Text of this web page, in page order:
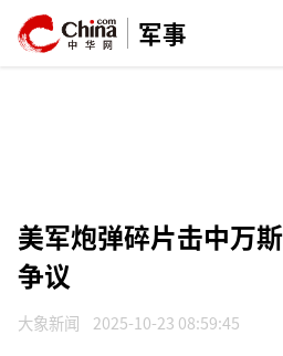
军事
美军炮弹碎片击中万
争议
大象新闻 2025-10-23 08:59:45